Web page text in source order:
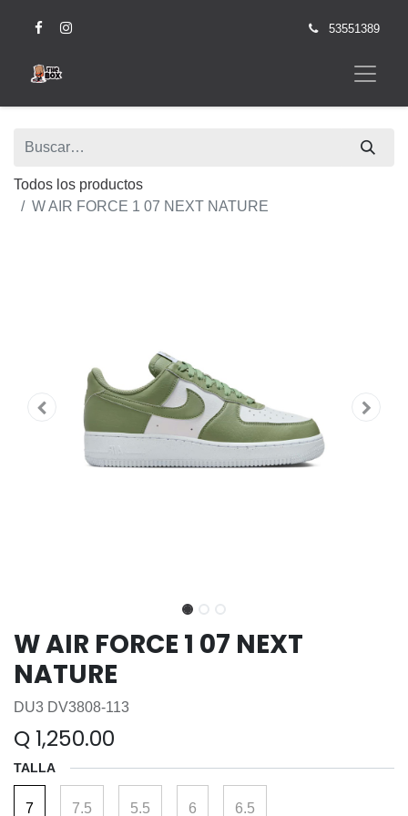
53551389
Todos los productos
W AIR FORCE 1 07 NEXT NATURE
W AIR FORCE 1 07 NEXT
NATURE
DU3 DV3808-113
Q 1,250.00
TALLA
7 7.5 5.5 6 6.5